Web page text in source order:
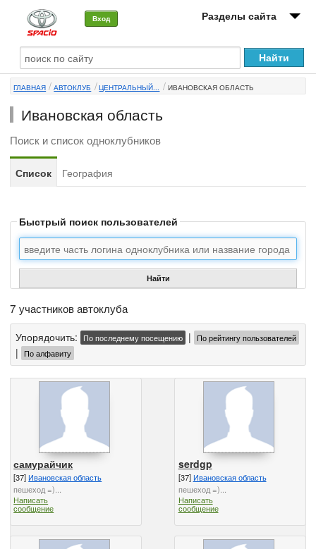
Вход Разделы сайта
О машине
Автоклуб
Форумы
Сервисы и услуги
ГЛАВНАЯ АВТОКЛУБ ЦЕНТРАЛЬНЫЙ... ИВАНОВСКАЯ ОБЛАСТЬ
Ивановская область
Поиск и список одноклубников
Список География
Быстрый поиск пользователей
Найти
7 участников автоклуба
Упорядочить: По последнему посещению | По рейтингу пользователей
| По алфавиту
самурайчик
[37]Ивановская область
пешеход =)...
Написать
сообщение
serdgp
[37]Ивановская область
пешеход =)...
Написать
сообщение